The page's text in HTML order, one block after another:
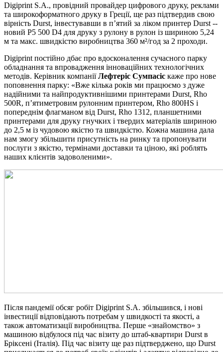
Digiprint S.A., провідний провайдер цифрового друку, реклами
та широкоформатного друку в Греції, ще раз підтвердив свою
вірність Durst, інвестувавши в п’ятий за ліком принтер Durst --
новий P5 500 D4 для друку з рулону в рулон із шириною 5,24
м та макс. швидкістю виробництва 360 м²/год за 2 проходи.
Digiprint постійно дбає про вдосконалення сучасного парку
обладнання та впровадження інноваційних технологічних
методів. Керівник компаніїЛефтеріс Сумпасіс каже про нове
поповнення парку: «Вже кілька років ми працюємо з дуже
надійними та найпродуктивнішими принтерами Durst, Rho
500R, п’ятиметровим рулонним принтером, Rho 800HS і
попереднім флагманом від Durst, Rho 1312, планшетними
принтерами для друку гнучких і твердих матеріалів шириною
до 2,5 м із чудовою якістю та швидкістю. Кожна машина дала
нам змогу збільшити присутність на ринку та пропонувати
послуги з якістю, термінами доставки та ціною, які роблять
наших клієнтів задоволеними».
Після пандемії обсяг робіт Digiprint S.A. збільшився, і нові
інвестиції відповідають потребам у швидкості та якості, а
також автоматизації виробництва. Перше «знайомство» з
машиною відбулося під час візиту до штаб-квартири Durst в
Бріксені (Італія). Під час візиту ще раз підтверджено, що Durst